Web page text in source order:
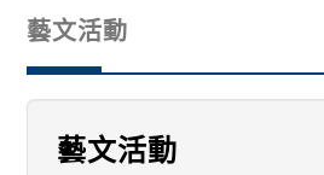
藝文活動
藝文活動